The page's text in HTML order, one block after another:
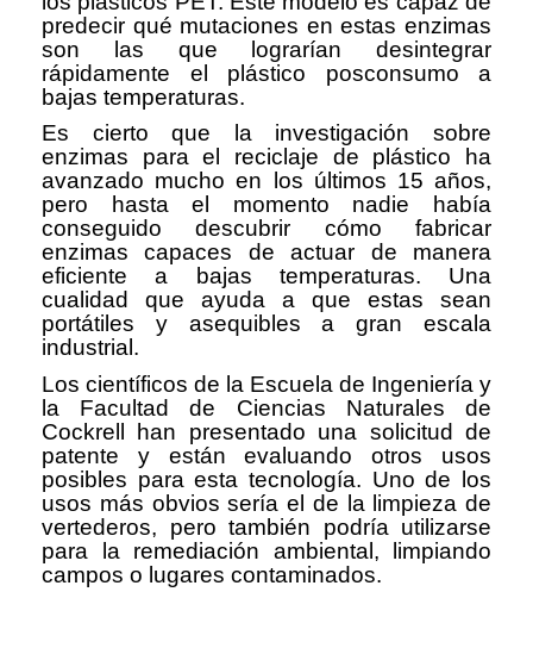
predecir qué mutaciones en estas enzimas
son las que lograrían desintegrar
rápidamente el plástico posconsumo a
bajas temperaturas.
Es cierto que la investigación sobre
enzimas para el reciclaje de plástico ha
avanzado mucho en los últimos 15 años,
pero hasta el momento nadie había
conseguido descubrir cómo fabricar
enzimas capaces de actuar de manera
eficiente a bajas temperaturas. Una
cualidad que ayuda a que estas sean
portátiles y asequibles a gran escala
industrial.
Los científicos de la Escuela de Ingeniería y
la Facultad de Ciencias Naturales de
Cockrell han presentado una solicitud de
patente y están evaluando otros usos
posibles para esta tecnología. Uno de los
usos más obvios sería el de la limpieza de
vertederos, pero también podría utilizarse
para la remediación ambiental, limpiando
campos o lugares contaminados.